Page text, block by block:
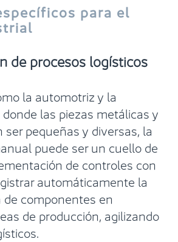
para el
de procesos logísticos
la automotriz y la
las piezas metálicas y
pequeñas y diversas, la
puede ser un cuello de
de controles con
automáticamente la
componentes en
de producción, agilizando